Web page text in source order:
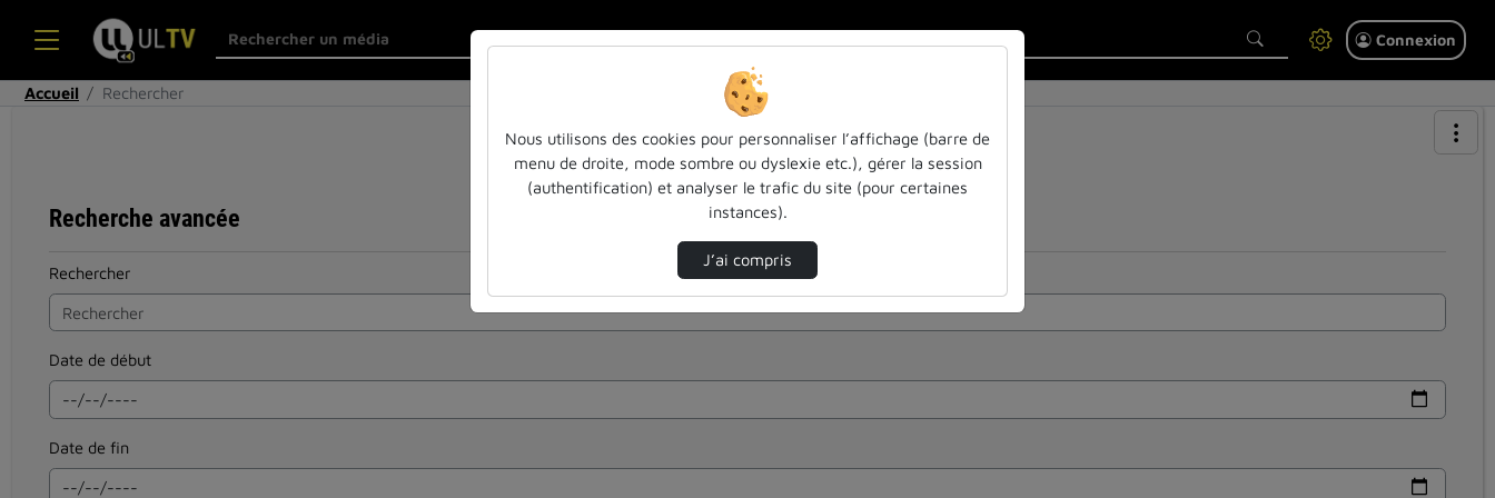
Connexion
Accueil Rechercher
Recherche avancée
Rechercher
Date de début
Date de fin
Nous utilisons des cookies pour personnaliser l’affichage (barre de
menu de droite, mode sombre ou dyslexie etc.), gérer la session
(authentification) et analyser le trafic du site (pour certaines
instances).
J’ai compris